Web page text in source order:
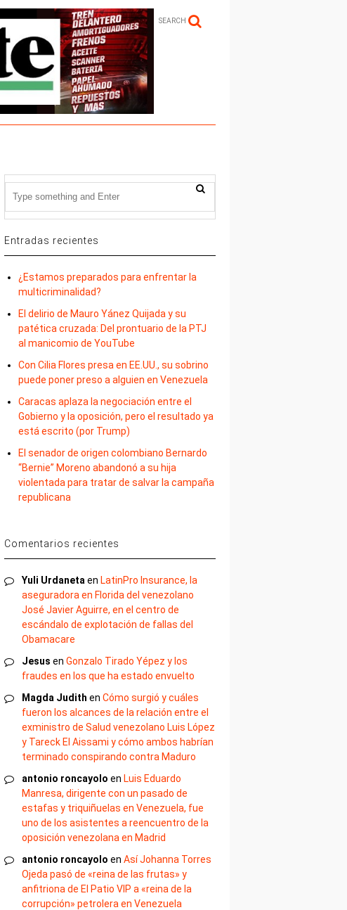
SEARCH
Entradas recientes
¿Estamos preparados para enfrentar la
multicriminalidad?
El delirio de Mauro Yánez Quijada y su
patética cruzada: Del prontuario de la PTJ
al manicomio de YouTube
Con Cilia Flores presa en EE.UU., su sobrino
puede poner preso a alguien en Venezuela
Caracas aplaza la negociación entre el
Gobierno y la oposición, pero el resultado ya
está escrito (por Trump)
El senador de origen colombiano Bernardo
“Bernie” Moreno abandonó a su hija
violentada para tratar de salvar la campaña
republicana
Comentarios recientes
Yuli Urdaneta en LatinPro Insurance, la
aseguradora en Florida del venezolano
José Javier Aguirre, en el centro de
escándalo de explotación de fallas del
Obamacare
Jesus enGonzalo Tirado Yépez y los
fraudes en los que ha estado envuelto
Magda Judith enCómo surgió y cuáles
fueron los alcances de la relación entre el
exministro de Salud venezolano Luis López
y Tareck El Aissami y cómo ambos habrían
terminado conspirando contra Maduro
antonio roncayolo en Luis Eduardo
Manresa, dirigente con un pasado de
estafas y triquiñuelas en Venezuela, fue
uno de los asistentes a reencuentro de la
oposición venezolana en Madrid
antonio roncayolo enAsí Johanna Torres
Ojeda pasó de «reina de las frutas» y
anfitriona de El Patio VIP a «reina de la
corrupción» petrolera en Venezuela